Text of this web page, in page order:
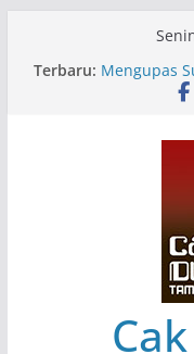
Terbaru: Pameran
Kota Blitar :
Mengupas
Menjaga
Kunjungan
(BHS)
Pameran
“Tumbang
Derita